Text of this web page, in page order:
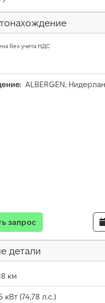
без учета НДС
ALBERGEN,
запрос
детали
км
кВт (74,78 л.с.)